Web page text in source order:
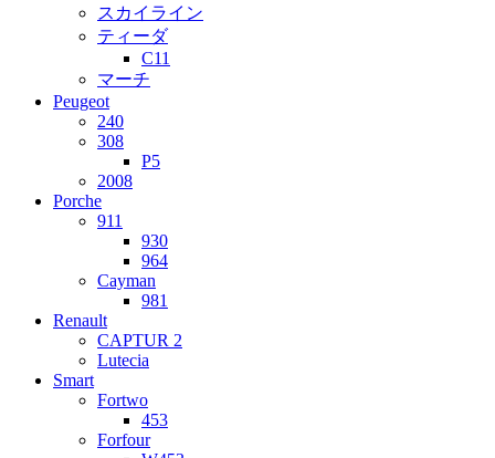
スカイライン
ティーダ
C11
マーチ
Peugeot
240
308
P5
2008
Porche
911
930
964
Cayman
981
Renault
CAPTUR 2
Lutecia
Smart
Fortwo
453
Forfour